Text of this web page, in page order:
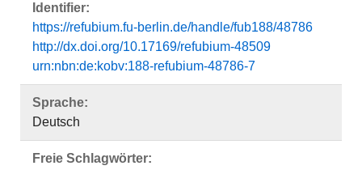
Identifier:
https://refubium.fu-berlin.de/handle/fub188/48786
http://dx.doi.org/10.17169/refubium-48509
urn:nbn:de:kobv:188-refubium-48786-7
Sprache:
Deutsch
Freie Schlagwörter: